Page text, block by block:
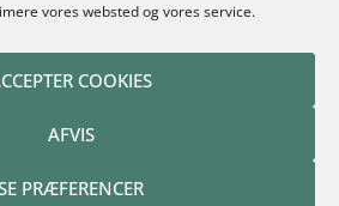
vores websted og vores service.
COOKIES
AFVIS
PRÆFERENCER